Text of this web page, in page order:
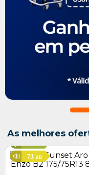
As melhores
F
73 dB